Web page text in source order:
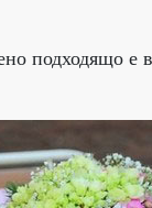
подходящо е